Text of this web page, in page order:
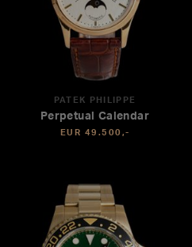
PATEK PHILIPPE
Perpetual Calendar
EUR 49.500,-